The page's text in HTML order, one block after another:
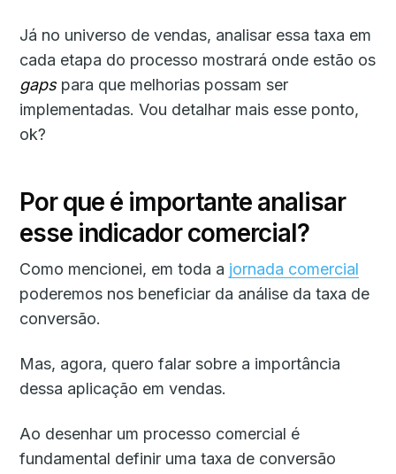
Já no universo de vendas, analisar essa taxa em
cada etapa do processo mostrará onde estão os
gapspara que melhorias possam ser
implementadas. Vou detalhar mais esse ponto,
ok?
Por que é importante analisar
esse indicador comercial?
Como mencionei, em toda a jornada comercial
poderemos nos beneficiar da análise da taxa de
conversão.
Mas, agora, quero falar sobre a importância
dessa aplicação em vendas.
Ao desenhar um processo comercial é
fundamental definir uma taxa de conversão